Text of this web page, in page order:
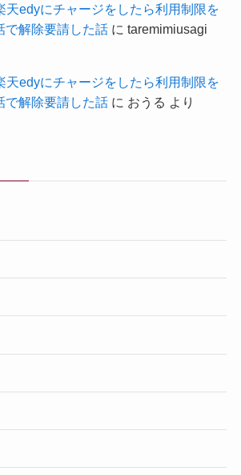
天edyにチャージをしたら利用制限を
で解除要請した話に taremimiusagi
天edyにチャージをしたら利用制限を
で解除要請した話に おうる より